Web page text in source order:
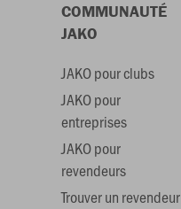
COMMUNAUTÉ
JAKO
JAKO pour clubs
JAKO pour
entreprises
JAKO pour
revendeurs
Trouver un revendeur